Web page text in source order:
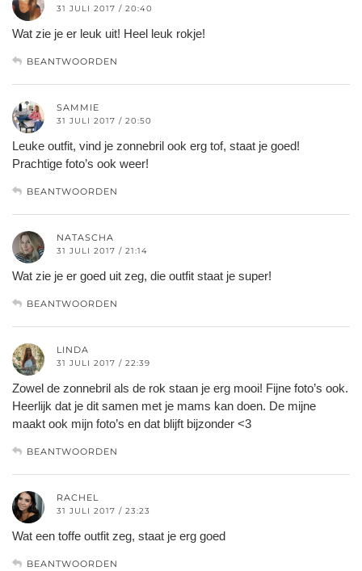
31 JULI 2017 / 20:40
Wat zie je er leuk uit! Heel leuk rokje!
BEANTWOORDEN
SAMMIE
31 JULI 2017 / 20:50
Leuke outfit, vind je zonnebril ook erg tof, staat je goed!
Prachtige foto’s ook weer!
BEANTWOORDEN
NATASCHA
31 JULI 2017 / 21:14
Wat zie je er goed uit zeg, die outfit staat je super!
BEANTWOORDEN
LINDA
31 JULI 2017 / 22:39
Zowel de zonnebril als de rok staan je erg mooi! Fijne foto’s ook.
Heerlijk dat je dit samen met je mams kan doen. De mijne
maakt ook mijn foto’s en dat blijft bijzonder <3
BEANTWOORDEN
RACHEL
31 JULI 2017 / 23:23
Wat een toffe outfit zeg, staat je erg goed
BEANTWOORDEN